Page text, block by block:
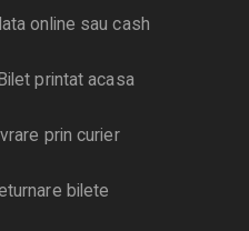
online sau cash
printat acasa
prin curier
bilete